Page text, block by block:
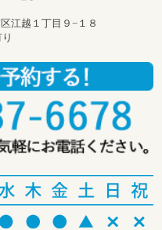
江越１丁目９−１８